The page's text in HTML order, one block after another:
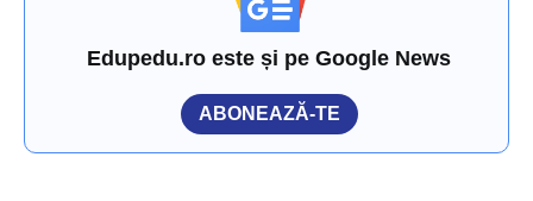
Edupedu.ro este și pe Google News
ABONEAZĂ-TE